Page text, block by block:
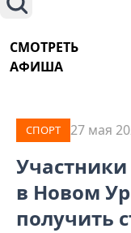
Поиск
СМОТРЕТЬ
АФИША
СПОРТ 27 мая
в Новом
получить